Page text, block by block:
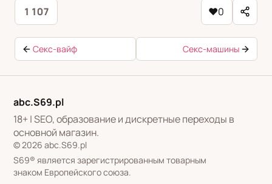
1 107 ♥0
Секс-вайф Секс-машины
abc.S69.pl
18+ | SEO, образование и дискретные переходы в
основной магазин.
© 2026 abc.S69.pl
S69® является зарегистрированным товарным
знаком Европейского союза.